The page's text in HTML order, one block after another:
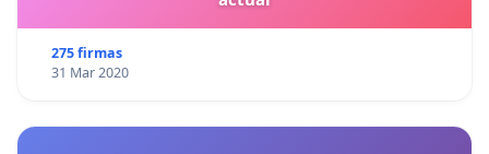
275 firmas
31 Mar 2020